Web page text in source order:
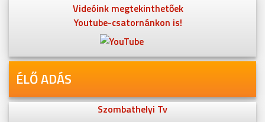
Videóink megtekinthetőek
Youtube-csatornánkon is!
ÉLŐ ADÁS
Szombathelyi Tv